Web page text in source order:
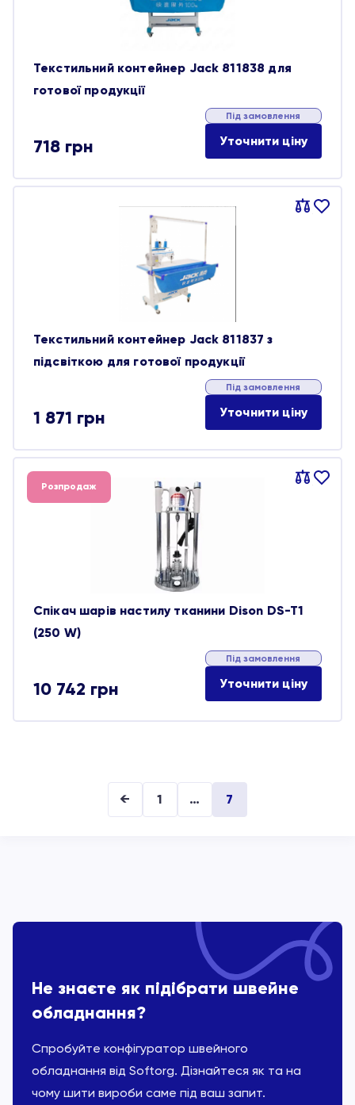
Текстильний контейнер Jack 811838 для
готової продукції
718 грн
Під замовлення
Уточнити ціну
Порівняти
В
Текстильний контейнер Jack 811837 з
підсвіткою для готової продукції
1 871 грн
Під замовлення
Уточнити ціну
Порівняти
В
Розпродаж
Спікач шарів настилу тканини Dison DS-T1
(250 W)
10 742 грн
Під замовлення
Уточнити ціну
← 1 … 7
Не знаєте як підібрати швейне
обладнання?
Спробуйте конфігуратор швейного
обладнання від Softorg. Дізнайтеся як та на
чому шити вироби саме під ваш запит.